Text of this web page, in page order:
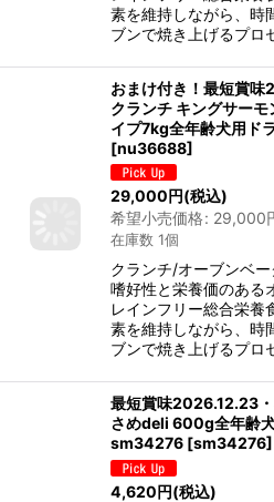
素を維持しながら、時
ブンで焼き上げるプロ
おまけ付き！最短賞味
クランチ キングサー
イプ7kg全年齢犬用ド
[nu36688]
29,000円(税込)
希望小売価格: 29,000
在庫数 1個
クランチ/オーブンベ
嗜好性と栄養価のある
レインフリー総合栄養
素を維持しながら、時
ブンで焼き上げるプロ
最短賞味2026.12.23
さめdeli 600g全年齢
sm34276 [sm34276]
4,620円(税込)